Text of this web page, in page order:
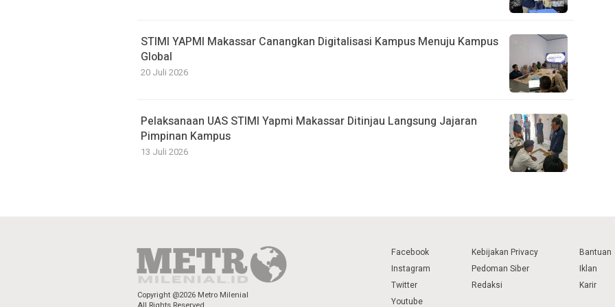
STIMI YAPMI Makassar Canangkan Digitalisasi Kampus Menuju Kampus
Global
20 Juli 2026
Pelaksanaan UAS STIMI Yapmi Makassar Ditinjau Langsung Jajaran
Pimpinan Kampus
13 Juli 2026
Copyright @2026 Metro Milenial
Facebook
Instagram
Twitter
Youtube
Kebijakan Privacy
Pedoman Siber
Redaksi
Bantuan
Iklan
Karir